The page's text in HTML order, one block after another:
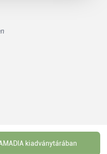
kiadványtárában